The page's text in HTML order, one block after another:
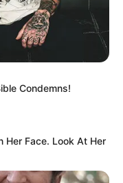
Condemns!
Her Face. Look At Her